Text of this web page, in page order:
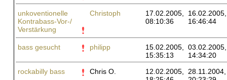
unkoventionelle
Kontrabass-Vor-/
Verstärkung
Christoph
17.02.2005,
08:10:36
16.02.2005,
16:46:44
bass gesucht philipp
15.02.2005,
15:35:13
03.02.2005,
14:34:20
rockabilly bass
Chris O.
12.02.2005,
28.11.2004,